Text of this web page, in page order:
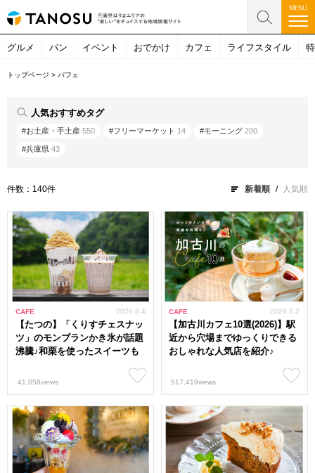
グルメ パン イベント おでかけ カフェ ライフスタイル
トップページ >パフェ
人気おすすめタグ
#お土産・手土産550 #フリーマーケット 14 #モーニング200
#兵庫県43
件数：140件 新着順 人気順
CAFE
【たつの】「くりすチェスナッ
ツ」のモンブランかき氷が話題
沸騰♪和栗を使ったスイーツも
2026.8.4
41,058views
CAFE
【加古川カフェ10選(2026)】駅
近から穴場までゆっくりできる
おしゃれな人気店を紹介♪
2026.8.2
517,419views